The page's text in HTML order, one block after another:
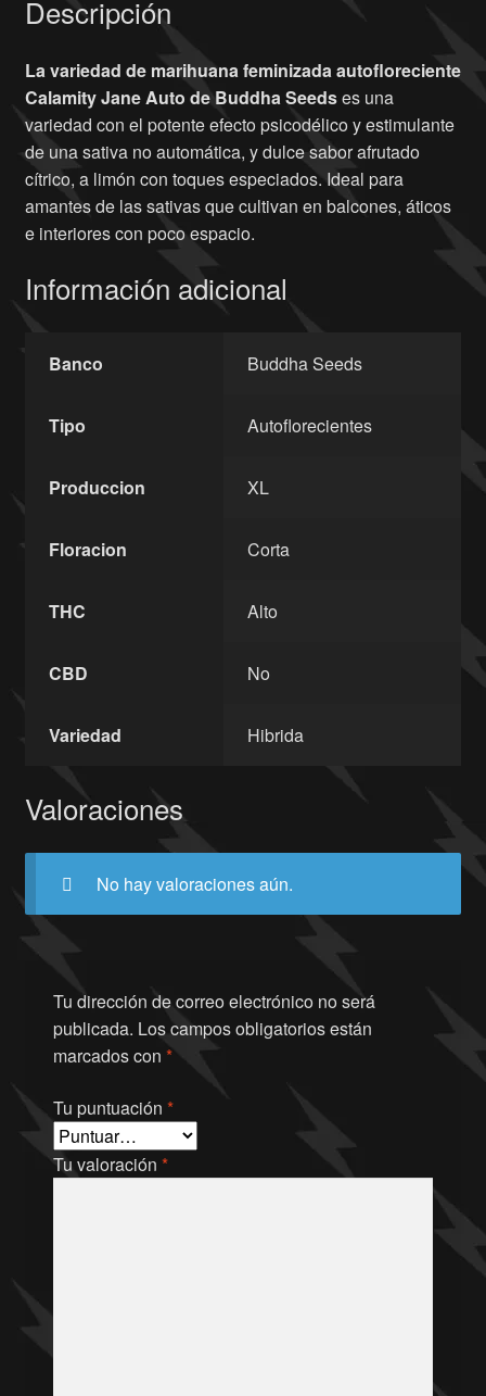
Descripción
La variedad de marihuana feminizada autofloreciente
Calamity Jane Auto de Buddha Seedses una
variedad con el potente efecto psicodélico y estimulante
de una sativa no automática, y dulce sabor afrutado
cítrico, a limón con toques especiados. Ideal para
amantes de las sativas que cultivan en balcones, áticos
e interiores con poco espacio.
Información adicional
Banco Buddha Seeds
Tipo Autoflorecientes
Produccion XL
Floracion Corta
THC Alto
CBD No
Variedad Hibrida
Valoraciones
No hay valoraciones aún.
Tu dirección de correo electrónico no será
publicada. Los campos obligatorios están
marcados con *
Tu puntuación *
Tu valoración *